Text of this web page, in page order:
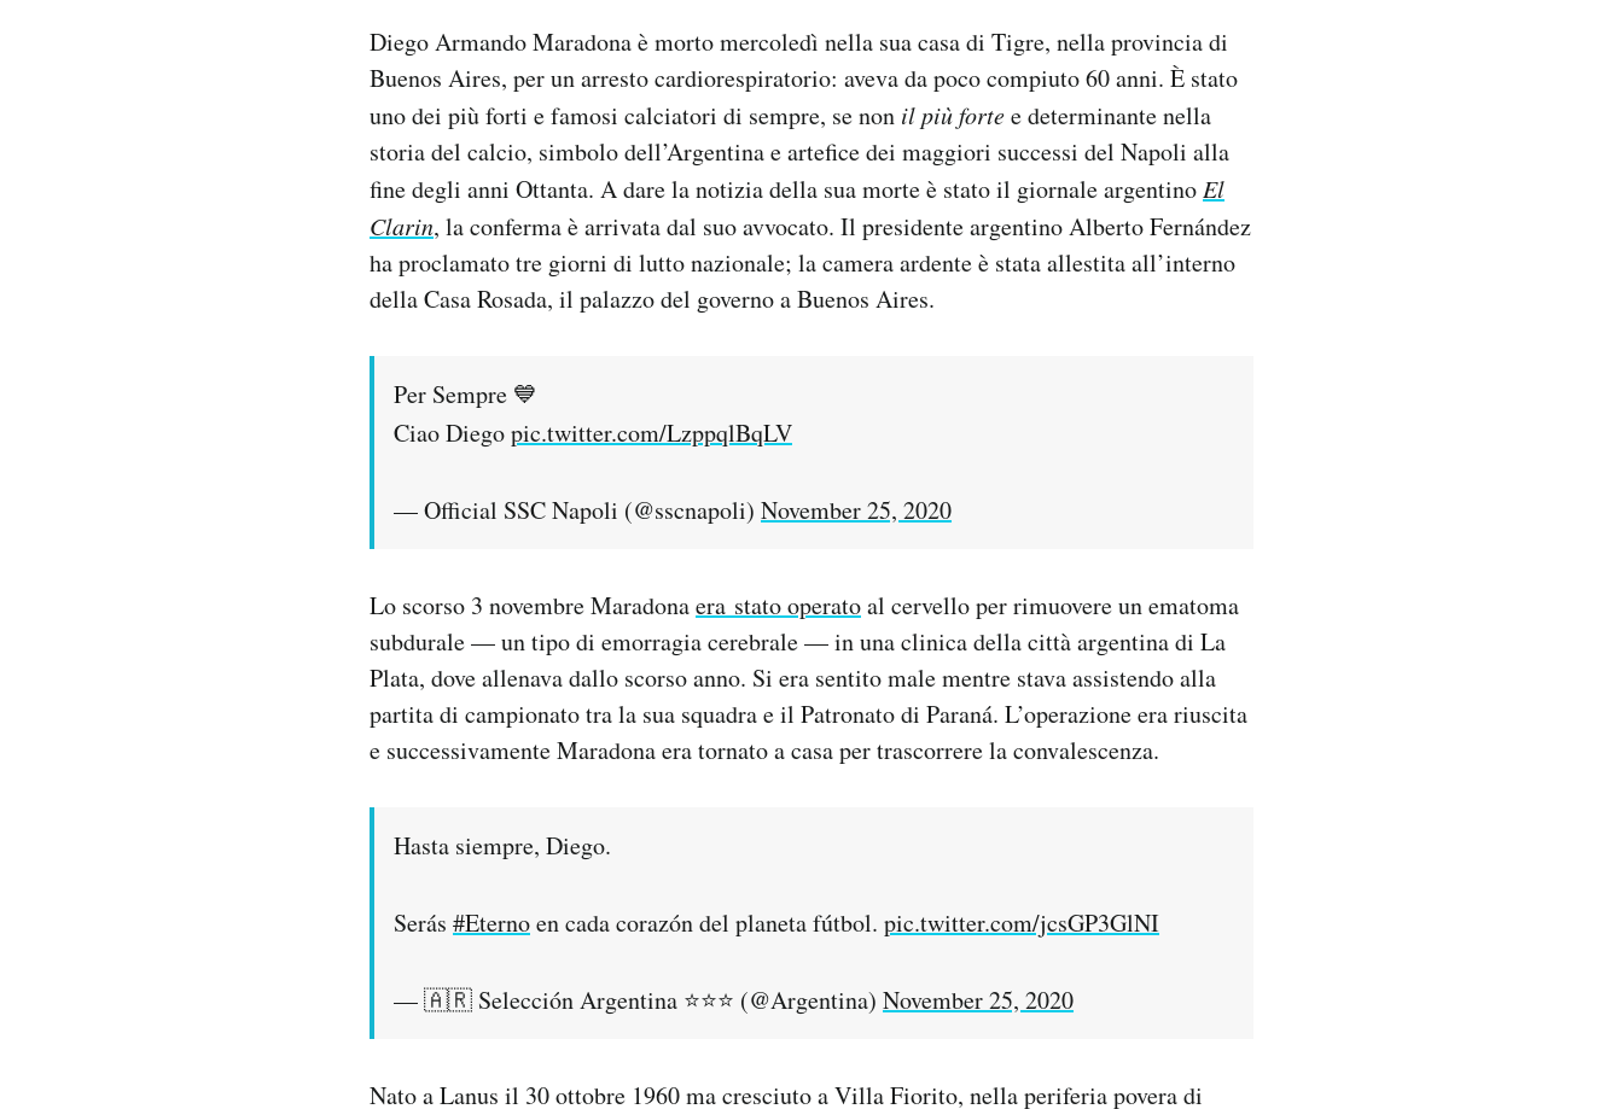
Diego Armando Maradona è morto mercoledì nella sua casa di Tigre, nella provincia di
Buenos Aires, per un arresto cardiorespiratorio: aveva da poco compiuto 60 anni. È stato
uno dei più forti e famosi calciatori di sempre, se non il più fortee determinante nella
storia del calcio, simbolo dell’Argentina e artefice dei maggiori successi del Napoli alla
fine degli anni Ottanta. A dare la notizia della sua morte è stato il giornale argentinoEl
Clarin, la conferma è arrivata dal suo avvocato. Il presidente argentino Alberto Fernández
ha proclamato tre giorni di lutto nazionale; la camera ardente è stata allestita all’interno
della Casa Rosada, il palazzo del governo a Buenos Aires.
Per Sempre 💙
Ciao Diegopic.twitter.com/LzppqlBqLV
— Official SSC Napoli (@sscnapoli) November 25, 2020
Lo scorso 3 novembre Maradonaera stato operatoal cervello per rimuovere un ematoma
subdurale — un tipo di emorragia cerebrale — in una clinica della città argentina di La
Plata, dove allenava dallo scorso anno. Si era sentito male mentre stava assistendo alla
partita di campionato tra la sua squadra e il Patronato di Paraná. L’operazione era riuscita
e successivamente Maradona era tornato a casa per trascorrere la convalescenza.
Hasta siempre, Diego.
Serás #Eternoen cada corazón del planeta fútbol. pic.twitter.com/jcsGP3GlNI
— 🇦🇷 Selección Argentina ⭐⭐⭐ (@Argentina) November 25, 2020
Nato a Lanus il 30 ottobre 1960 ma cresciuto a Villa Fiorito, nella periferia povera di